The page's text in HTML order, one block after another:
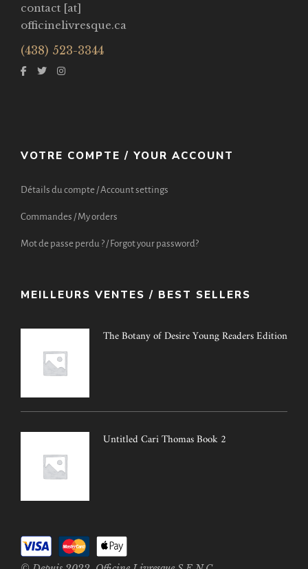
contact [at]
officinelivresque.ca
(438) 523-3344
VOTRE COMPTE / YOUR ACCOUNT
Détails du compte / Account settings
Commandes / My orders
Mot de passe perdu ? / Forgot your password?
MEILLEURS VENTES / BEST SELLERS
The Botany of Desire Young Readers Edition
Untitled Cari Thomas Book 2